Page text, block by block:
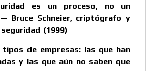
es un proceso, no un
Bruce Schneier, criptógrafo y
(1999)
tipos de empresas: las que han
y las que aún no saben que